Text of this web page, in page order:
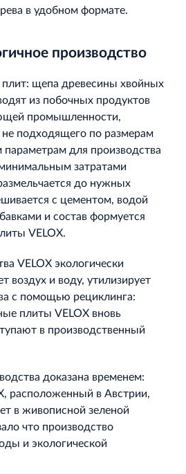
в удобном формате.
производство
щепа древесины хвойных
из побочных продуктов
промышленности,
не подходящего по размерам
параметрам для производства
затратами
до нужных
с цементом, водой
и состав формуется
VELOX.
VELOX экологически
воздух и воду, утилизирует
с помощью рециклинга:
плиты VELOX вновь
в производственный
доказана временем:
расположенный в Австрии,
в живописной зеленой
что производство
и экологической